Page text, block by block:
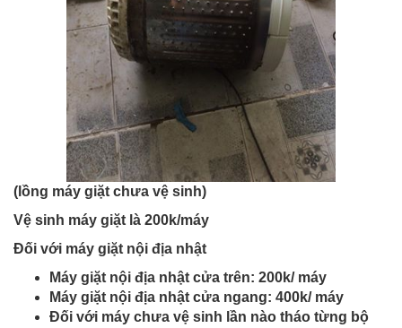
(lồng máy giặt chưa vệ sinh)
Vệ sinh máy giặt là 200k/máy
Đối với máy giặt nội địa nhật
Máy giặt nội địa nhật cửa trên: 200k/ máy
Máy giặt nội địa nhật cửa ngang: 400k/ máy
Đối với máy chưa vệ sinh lần nào tháo từng bộ